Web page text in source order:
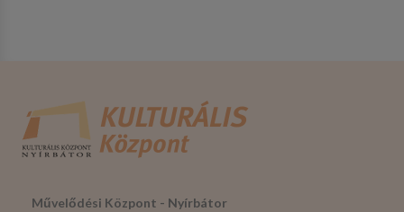
Művelődési Központ - Nyírbátor